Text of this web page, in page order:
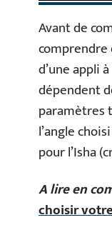
Avant de
d’une appli
dépendent
paramètres
l’angle
pour l’Isha
A lire en
choisir